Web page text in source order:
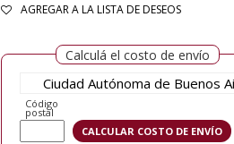
AGREGAR A LA LISTA DE DESEOS
Calculá el costo de envío
Código
postal